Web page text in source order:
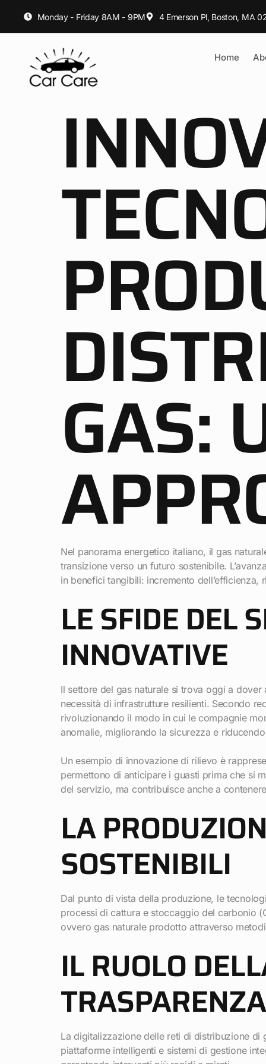
Monday - Friday 8AM - 9PM 4 Emerson Pl, Boston, MA
Home
GAS:
Nel panorama energetico italiano, il gas
transizione verso un futuro sostenibile.
in benefici tangibili: incremento
LE SFIDE DEL
INNOVATIVE
Il settore del gas naturale si trova oggi a
necessità di infrastrutture resilienti. Secondo
rivoluzionando il modo in cui le compagnie
anomalie, migliorando la sicurezza e
Un esempio di innovazione di rilievo è
permettono di anticipare i guasti prima che si
del servizio, ma contribuisce anche a
LA
SOSTENIBILI
Dal punto di vista della produzione, le
processi di cattura e stoccaggio del carbonio
ovvero gas naturale prodotto attraverso
IL RUOLO
La digitalizzazione delle reti di distribuzione di
piattaforme intelligenti e sistemi di gestione